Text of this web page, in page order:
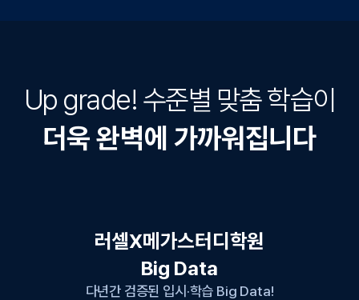
Up grade! 수준별 맞춤 학습이
더욱 완벽에 가까워집니다
러셀X메가스터디학원
Big Data
다년간 검증된 입시·학습 Big Data!